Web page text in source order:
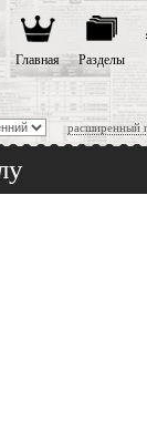
расширенный
Главная Разделы